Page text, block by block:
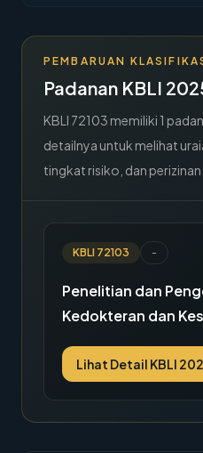
PEMBARUAN
Padanan KBLI
KBLI 72103 memiliki 1
detailnya untuk melihat
tingkat risiko, dan perizinan
KBLI 72103 -
Penelitian dan
Kedokteran dan
Lihat Detail KBLI